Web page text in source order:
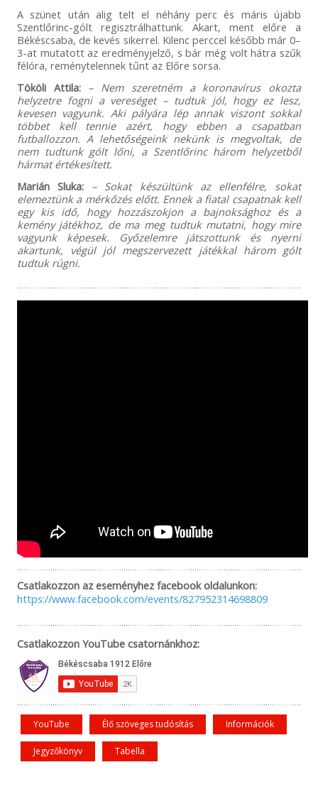
A szünet után alig telt el néhány perc és máris újabb
Szentlőrinc-gólt regisztrálhattunk. Akart, ment előre a
Békéscsaba, de kevés sikerrel. Kilenc perccel később már 0–
3-at mutatott az eredményjelző, s bár még volt hátra szűk
félóra, reménytelennek tűnt az Előre sorsa.
Tököli Attila: – Nem szeretném a koronavírus okozta
helyzetre fogni a vereséget – tudtuk jól, hogy ez lesz,
kevesen vagyunk. Aki pályára lép annak viszont sokkal
többet kell tennie azért, hogy ebben a csapatban
futballozzon. A lehetőségeink nekünk is megvoltak, de
nem tudtunk gólt lőni, a Szentlőrinc három helyzetből
hármat értékesített.
Marián Sluka: – Sokat készültünk az ellenfélre, sokat
elemeztünk a mérkőzés előtt. Ennek a fiatal csapatnak kell
egy kis idő, hogy hozzászokjon a bajnoksághoz és a
kemény játékhoz, de ma meg tudtuk mutatni, hogy mire
vagyunk képesek. Győzelemre játszottunk és nyerni
akartunk, végül jól megszervezett játékkal három gólt
tudtuk rúgni.
Csatlakozzon az eseményhez facebook oldalunkon:
https://www.facebook.com/events/827952314698809
Csatlakozzon YouTube csatornánkhoz:
YouTube Élő szöveges tudósítás Információk
Jegyzőkönyv Tabella